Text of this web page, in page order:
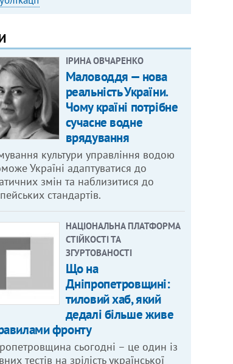
ІРИНА ОВЧАРЕНКО
Маловоддя — нова
реальність України.
Чому країні потрібне
сучасне водне
врядування
культури управління водою
Україні адаптуватися до
змін та наблизитися до
стандартів.
НАЦІОНАЛЬНА ПЛАТФОРМА
СТІЙКОСТІ ТА
ЗГУРТОВАНОСТІ
Що на
Дніпропетровщині:
тиловий хаб, який
дедалі більше живе
фронту
сьогодні – це один із
тестів на зрілість української